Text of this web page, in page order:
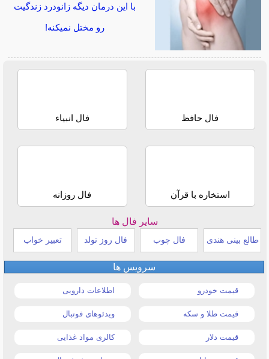
با این درمان دیگه زانودرد زندگیت
رو مختل نمیکنه!
فال حافظ فال انبیاء
استخاره با قرآن فال روزانه
سایر فال ها
طالع بینی هندی فال چوب فال روز تولد تعبیر خواب
سرویس ها
قیمت خودرو اطلاعات دارویی
قیمت طلا و سکه ویدئوهای فوتبال
قیمت دلار کالری مواد غذایی